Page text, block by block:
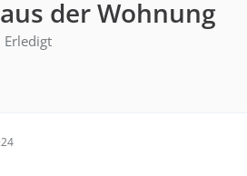
der Wohnung
Erledigt